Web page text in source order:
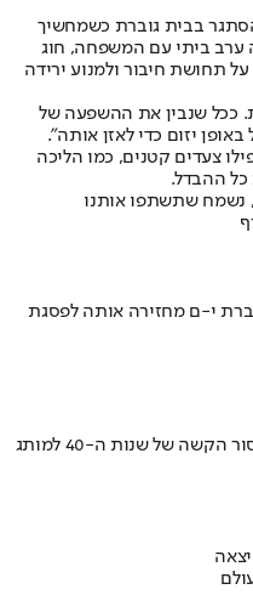
בבית גוברת כשמחשיך
ערב ביתי עם המשפחה, חוג
תחושת חיבור ולמנוע ירידה
ככל שנבין את ההשפעה של
יזום כדי לאזן אותה”.
צעדים קטנים, כמו הליכה
כל ההבדל.
נשמח שתשתפו אותנו
י-ם מחזירה אותה לפסגת
איך אסם הפכה את תקופת הצנע והמחסור הקשה של שנות ה-40 למותג